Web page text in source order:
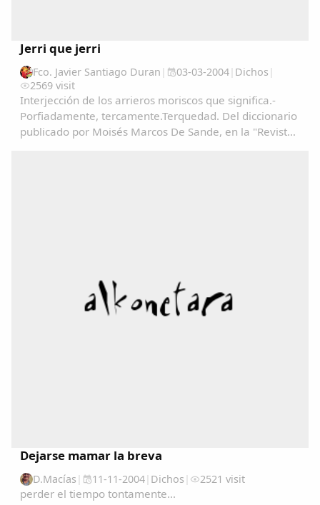
Jerri que jerri
Fco. Javier Santiago Duran | 03-03-2004| Dichos |
2569 visit
Interjección de los arrieros moriscos que significa.-
Porfiadamente, tercamente.Terquedad. Del diccionario
publicado por Moisés Marcos De Sande, en la "Revista
Dejarse mamar la breva
D.Macías | 11-11-2004| Dichos | 2521 visit
perder el tiempo tontamente...